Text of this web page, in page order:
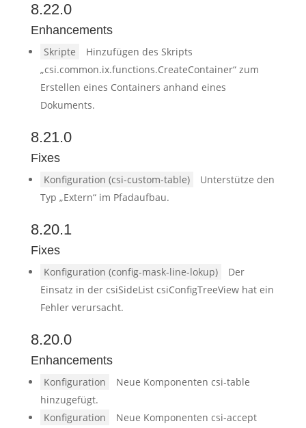
8.22.0
Enhancements
Skripte
Hinzufügen des Skripts
„csi.common.ix.functions.CreateContainer“ zum
Erstellen eines Containers anhand eines
Dokuments.
8.21.0
Fixes
Konfiguration (csi-custom-table)
Unterstütze den
Typ „Extern“ im Pfadaufbau.
8.20.1
Fixes
Konfiguration (config-mask-line-lokup)
Der
Einsatz in der csiSideList csiConfigTreeView hat ein
Fehler verursacht.
8.20.0
Enhancements
Konfiguration
Neue Komponenten csi-table
hinzugefügt.
Konfiguration
Neue Komponenten csi-accept